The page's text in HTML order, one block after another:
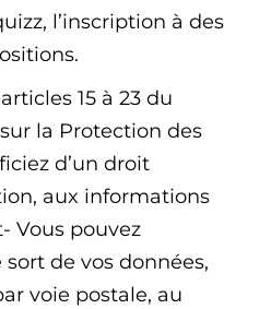
l’inscription à des
15 à 23 du
la Protection des
d’un droit
aux informations
Vous pouvez
de vos données,
voie postale, au